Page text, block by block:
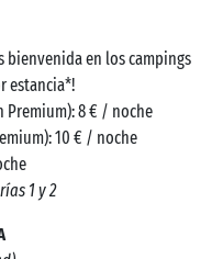
bienvenida en los campings
estancia*!
Premium): 8 € / noche
10 € / noche
1 y 2